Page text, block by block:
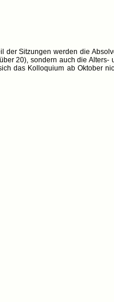
Sitzungen werden die
20), sondern auch die Alters-
das Kolloquium ab Oktober